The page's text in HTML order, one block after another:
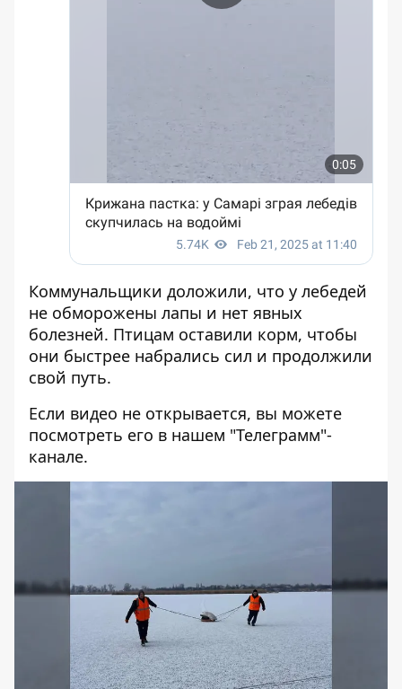
Коммунальщики доложили, что у лебедей
не обморожены лапы и нет явных
болезней. Птицам оставили корм, чтобы
они быстрее набрались сил и продолжили
свой путь.
Если видео не открывается, вы можете
посмотреть его в нашем "Телеграмм"-
канале.